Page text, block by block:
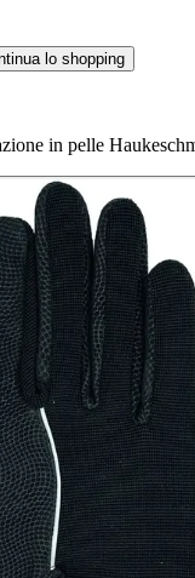
lo shopping
in pelle